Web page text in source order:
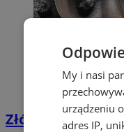
Złóż wniosek o
My i nasi
urządzeniu
adres IP,